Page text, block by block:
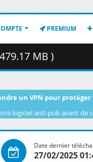
PREMIUM
MB )
un VPN pour
logiciel anti-pub avant de
Date dernier
27/02/2025